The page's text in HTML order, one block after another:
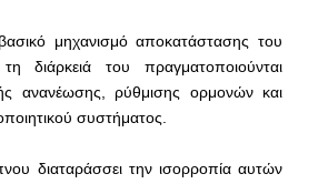
μηχανισμό αποκατάστασης του
διάρκειά του πραγματοποιούνται
ανανέωσης, ρύθμισης ορμονών και
συστήματος.
διαταράσσει την ισορροπία αυτών